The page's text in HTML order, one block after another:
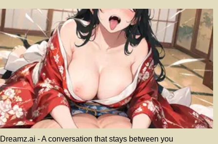
Dreamz.ai - A conversation that stays between you